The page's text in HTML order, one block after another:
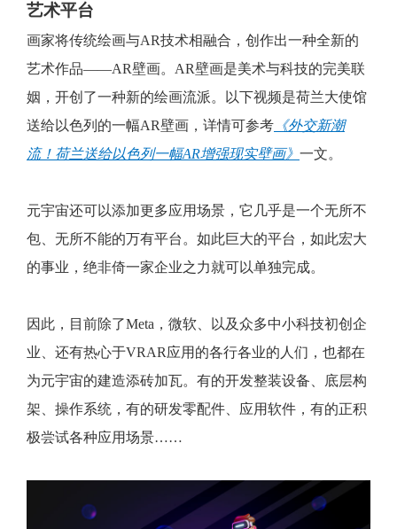
艺术平台
画家将传统绘画与AR技术相融合，创作出一种全新的
艺术作品——AR壁画。AR壁画是美术与科技的完美联
姻，开创了一种新的绘画流派。以下视频是荷兰大使馆
送给以色列的一幅AR壁画，详情可参考 《外交新潮
流！荷兰送给以色列一幅AR增强现实壁画》 一文。
元宇宙还可以添加更多应用场景，它几乎是一个无所不
包、无所不能的万有平台。如此巨大的平台，如此宏大
的事业，绝非倚一家企业之力就可以单独完成。
因此，目前除了Meta，微软、以及众多中小科技初创企
业、还有热心于VRAR应用的各行各业的人们，也都在
为元宇宙的建造添砖加瓦。有的开发整装设备、底层构
架、操作系统，有的研发零配件、应用软件，有的正积
极尝试各种应用场景……